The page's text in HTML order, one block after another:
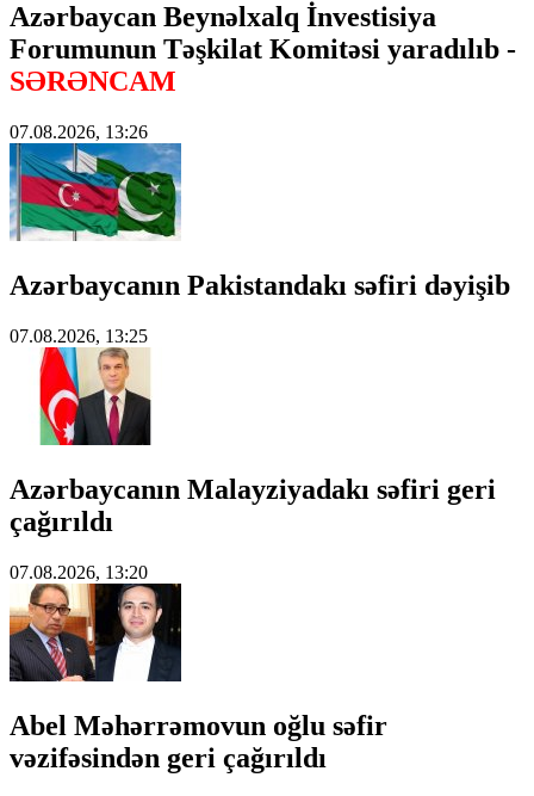
Azərbaycan Beynəlxalq İnvestisiya
Forumunun Təşkilat Komitəsi yaradılıb -
SƏRƏNCAM
07.08.2026, 13:26
Azərbaycanın Pakistandakı səfiri dəyişib
07.08.2026, 13:25
Azərbaycanın Malayziyadakı səfiri geri
çağırıldı
07.08.2026, 13:20
Abel Məhərrəmovun oğlu səfir
vəzifəsindən geri çağırıldı